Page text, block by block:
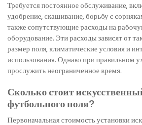
Требуется постоянное обслуживание,
удобрение, скашивание, борьбу с
также сопутствующие расходы на
оборудование. Эти расходы зависят от
размер поля, климатические условия и
использования. Однако при правильном
прослужить неограниченное время.
Сколько стоит
футбольного поля?
Первоначальная стоимость установки